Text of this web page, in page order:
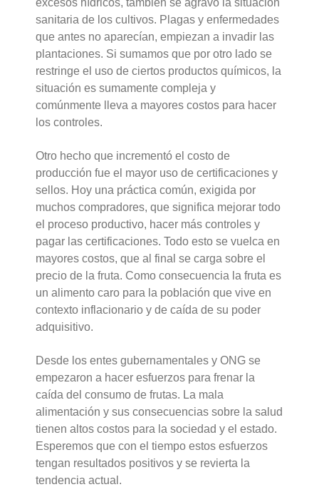
excesos hídricos, también se agravó la situación
sanitaria de los cultivos. Plagas y enfermedades
que antes no aparecían, empiezan a invadir las
plantaciones. Si sumamos que por otro lado se
restringe el uso de ciertos productos químicos, la
situación es sumamente compleja y
comúnmente lleva a mayores costos para hacer
los controles.
Otro hecho que incrementó el costo de
producción fue el mayor uso de certificaciones y
sellos. Hoy una práctica común, exigida por
muchos compradores, que significa mejorar todo
el proceso productivo, hacer más controles y
pagar las certificaciones. Todo esto se vuelca en
mayores costos, que al final se carga sobre el
precio de la fruta. Como consecuencia la fruta es
un alimento caro para la población que vive en
contexto inflacionario y de caída de su poder
adquisitivo.
Desde los entes gubernamentales y ONG se
empezaron a hacer esfuerzos para frenar la
caída del consumo de frutas. La mala
alimentación y sus consecuencias sobre la salud
tienen altos costos para la sociedad y el estado.
Esperemos que con el tiempo estos esfuerzos
tengan resultados positivos y se revierta la
tendencia actual.